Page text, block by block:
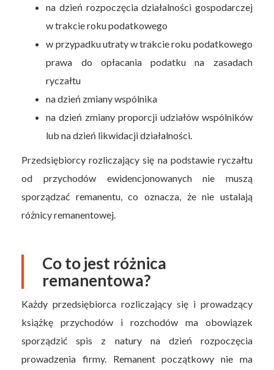
na dzień rozpoczęcia działalności gospodarczej
w trakcie roku podatkowego
w przypadku utraty w trakcie roku podatkowego
prawa do opłacania podatku na zasadach
ryczałtu
na dzień zmiany wspólnika
na dzień zmiany proporcji udziałów wspólników
lub na dzień likwidacji działalności.
Przedsiębiorcy rozliczający się na podstawie ryczałtu
od przychodów ewidencjonowanych nie muszą
sporządzać remanentu, co oznacza, że nie ustalają
różnicy remanentowej.
Co to jest różnica
remanentowa?
Każdy przedsiębiorca rozliczający się i prowadzący
książkę przychodów i rozchodów ma obowiązek
sporządzić spis z natury na dzień rozpoczęcia
prowadzenia firmy. Remanent początkowy nie ma